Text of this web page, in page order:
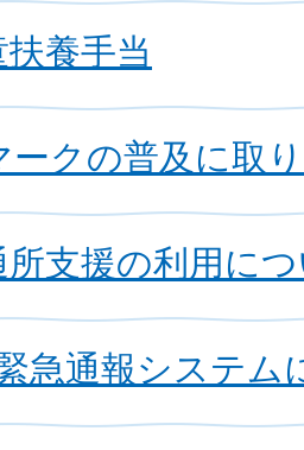
養手当
ークの普及に取
所支援の利用に
急通報システム